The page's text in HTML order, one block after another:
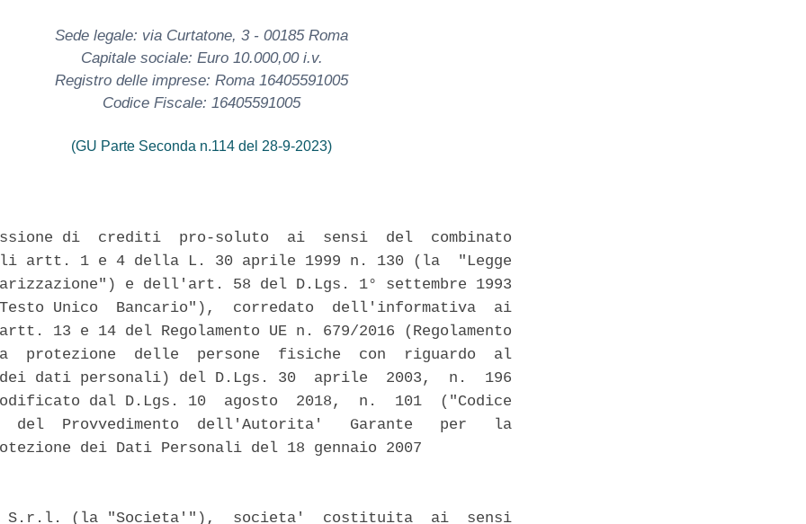
Sede legale: via Curtatone, 3 - 00185 Roma
Capitale sociale: Euro 10.000,00 i.v.
Registro delle imprese: Roma 16405591005
Codice Fiscale: 16405591005
(GU Parte Seconda n.114 del 28-9-2023)